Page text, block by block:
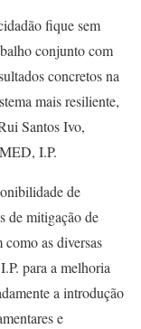
fique sem
conjunto com
concretos na
mais resiliente,
Santos Ivo,
I.P.
de
de mitigação de
como as diversas
para a melhoria
a introdução
e